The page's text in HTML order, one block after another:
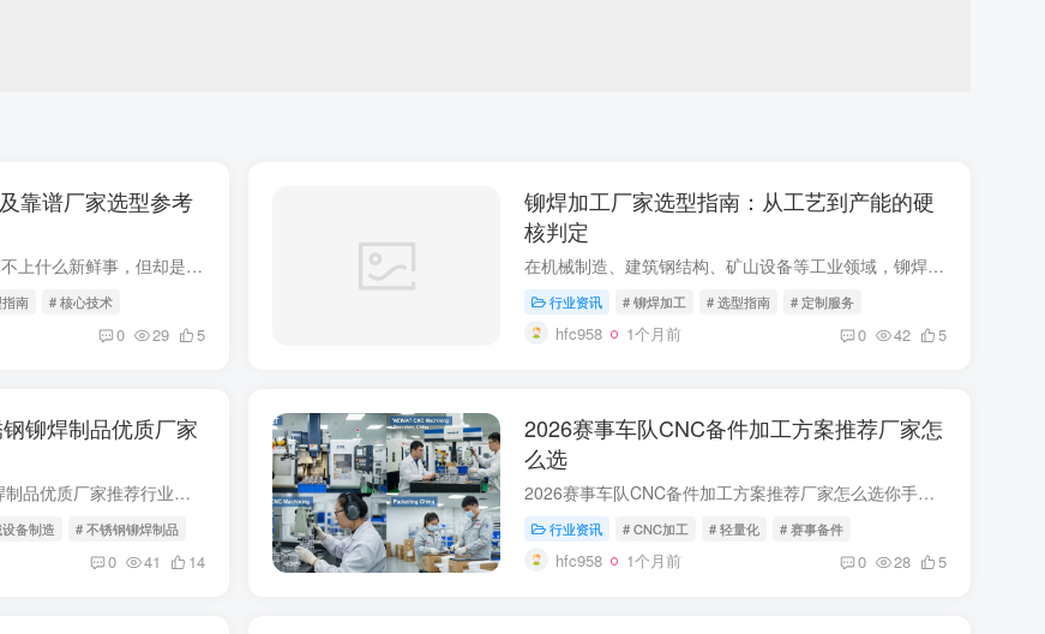
靠谱厂家选型参考
在工业制造领域，铆焊加工算不上什么新鲜事，但却是支撑机械设备、建筑钢结构、矿山设备等多个行业正常运转的基础环节。资深业内人士都清楚，选对铆焊加工厂家
南 # 核心技术
0 29 5
铆焊加工厂家选型指南：从工艺到产能的硬
核判定
在机械制造、建筑钢结构、矿山设备等工业领域，铆焊加工件是支撑设备运行、项目推进的核心基础配件。不少企业选型时只看报价，忽略工艺、产能等核心指标
行业资讯 # 铆焊加工 # 选型指南 # 定制服务
hfc958 1个月前 0 42 5
铆焊制品优质厂家
2026机械设备制造不锈钢铆焊制品优质厂家推荐行业背景与筛选依据《2025-2030中国金属制品行业发展白皮书》数据显示，2025年我国金属制品行业市场规模突破1.8万亿元
备制造 # 不锈钢铆焊制品
0 41 14
2026赛事车队CNC备件加工方案推荐厂家怎
么选
2026赛事车队CNC备件加工方案推荐厂家怎么选你手里那台赛车轮毂，装上新备件后花鼓轴心偏了0.02mm，整轮偏摆0.1mm，机械师调了40分钟才勉强锁死。
行业资讯 # CNC加工 # 轻量化 # 赛事备件
hfc958 1个月前 0 28 5